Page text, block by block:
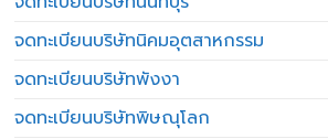
จดทะเบียนบริษัทนิคมอุตสาหกรรม
จดทะเบียนบริษัทพังงา
จดทะเบียนบริษัทพิษณุโลก